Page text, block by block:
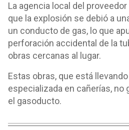
La agencia local del
que la explosión se debió a
un conducto de gas, lo que
perforación accidental de la
obras cercanas al lugar.
Estas obras, que está
especializada en cañerías, no
el gasoducto.